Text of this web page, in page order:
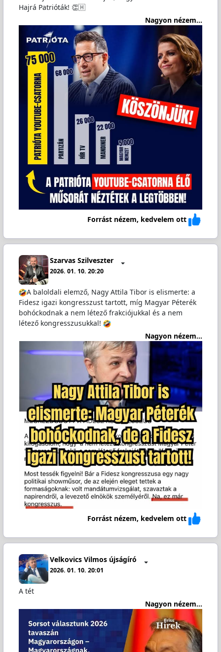
Hajrá Patrióták! 👏🇭
Nagyon nézem...
Forrást nézem, kedvelem ott
Szarvas Szilveszter
2026. 01. 10. 20:20
A baloldali elemző, Nagy Attila Tibor is elismerte: a
Fidesz igazi kongresszust tartott, míg Magyar Péterék
bohóckodnak a nem létező frakciójukkal és a nem
létező kongresszusukkal!
Nagyon nézem...
Forrást nézem, kedvelem ott
Velkovics Vilmos újságíró
2026. 01. 10. 20:01
A tét
Nagyon nézem...